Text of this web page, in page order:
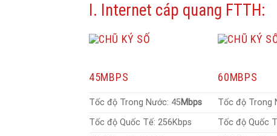
I. Internet cáp quang FTTH:
45MBPS 60MBPS
Tốc độ Trong Nước: 45Mbps Tốc độ Trong
Tốc độ Quốc Tế: 256Kbps
Tốc độ Quốc